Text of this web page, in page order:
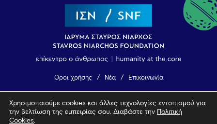
Όροι χρήσης Νέα Επικοινωνία
© 2026 Vamvakou Revival
Χρησιμοποιούμε cookies και άλλες τεχνολογίες εντοπισμού για
την βελτίωση της εμπειρίας σου. Διαβάστε την
Πολιτική
Cookies.